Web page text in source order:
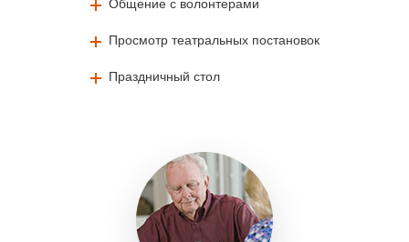
Общение с волонтерами
Просмотр театральных постановок
Праздничный стол